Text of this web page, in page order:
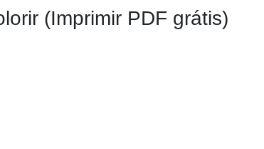
(Imprimir PDF grátis)